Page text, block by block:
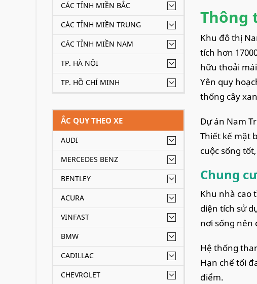
CÁC TỈNH MIỀN BẮC
CÁC TỈNH MIỀN TRUNG
CÁC TỈNH MIỀN NAM
TP. HÀ NỘI
TP. HỒ CHÍ MINH
ẮC QUY THEO XE
AUDI
MERCEDES BENZ
BENTLEY
ACURA
VINFAST
BMW
CADILLAC
CHEVROLET
Thông
Khu đô thị
tích hơn
hữu thoải
Yên quy
thống cây
Dự án Nam
Thiết kế mặt
cuộc sống
Chung
Khu nhà cao
diện tích sử
nơi sống nên
Hệ thống
Hạn chế tối
điểm.